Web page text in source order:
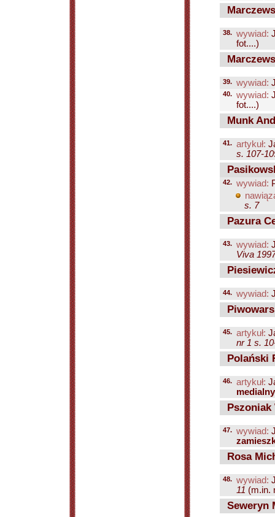
38. wywiad:
fot....)
39. wywiad:
40. wywiad:
fot....)
Munk
41. artykuł:
s. 107-
42. wywiad:
s. 7
Pazura
43. wywiad:
Viva
44. wywiad:
45. artykuł:
nr 1 s.
Polański
46. artykuł:
medialny
Pszoniak
47. wywiad:
Rosa
48. wywiad:
11 (m.in.
Seweryn